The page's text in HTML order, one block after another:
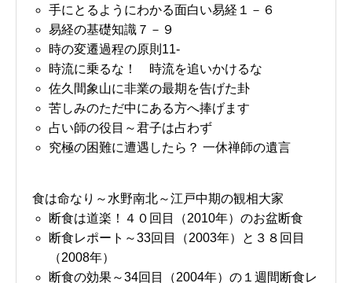
手にとるようにわかる面白い易経１－６
易経の基礎知識７－９
時の変遷過程の原則11-
時流に乗るな！ 時流を追いかけるな
佐久間象山に非業の最期を告げた卦
苦しみのただ中にある方へ捧げます
占い師の役目～君子は占わず
究極の困難に遭遇したら？ 一休禅師の遺言
食は命なり～水野南北～江戸中期の観相大家
断食は道楽！４０回目（2010年）のお盆断食
断食レポート～33回目（2003年）と３８回目
（2008年）
断食の効果～34回目（2004年）の１週間断食レ